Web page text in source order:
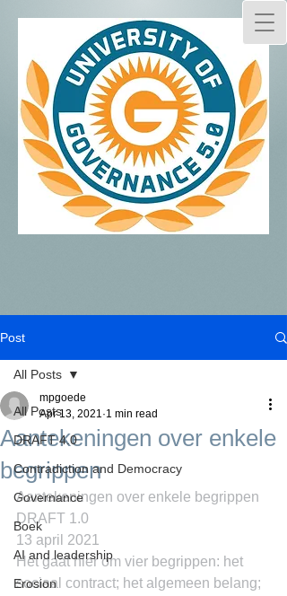
Post
All Posts
DRAFT 4.0
Contradiction and Democracy
Governance
Boek
AI and leadership
Erosion
All Posts
Aantekeningen over enkele
begrippen
mpgoede
Apr 13, 2021 1 min read
Aantekeningen over enkele begrippen
DRAFT 1.0
13 april 2021
Het gaat hier om vier begrippen: het
sociaal contract; het algemeen belang;